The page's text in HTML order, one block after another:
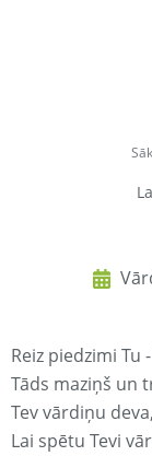
Reiz piedzimi Tu
Tāds maziņš un
Tev vārdiņu deva,
Lai spētu Tevi